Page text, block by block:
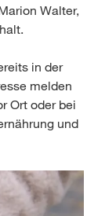
Walter,
in der
melden
Ort oder bei
und